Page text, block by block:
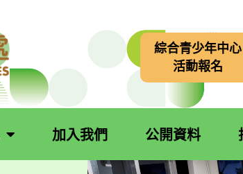
綜合青少年中心
活動報名
加入我們 公開資料